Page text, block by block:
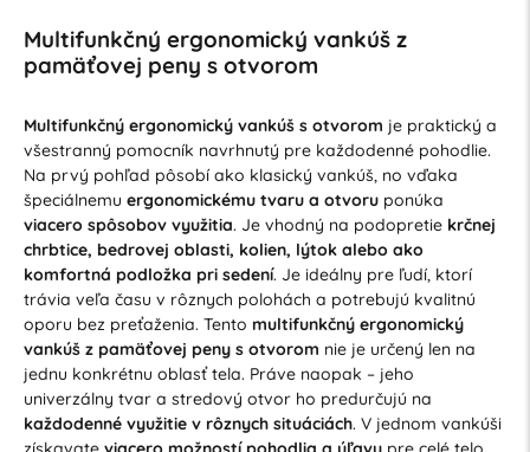
Multifunkčný ergonomický vankúš z
pamäťovej peny s otvorom
Multifunkčný ergonomický vankúš s otvorom je praktický a
všestranný pomocník navrhnutý pre každodenné pohodlie.
Na prvý pohľad pôsobí ako klasický vankúš, no vďaka
špeciálnemu ergonomickému tvaru a otvoruponúka
viacero spôsobov využitia. Je vhodný na podopretie krčnej
chrbtice, bedrovej oblasti, kolien, lýtok alebo ako
komfortná podložka pri sedení. Je ideálny pre ľudí, ktorí
trávia veľa času v rôznych polohách a potrebujú kvalitnú
oporu bez preťaženia. Tento multifunkčný ergonomický
vankúš z pamäťovej peny s otvorom nie je určený len na
jednu konkrétnu oblasť tela. Práve naopak – jeho
univerzálny tvar a stredový otvor ho predurčujú na
každodenné využitie v rôznych situáciách. V jednom vankúši